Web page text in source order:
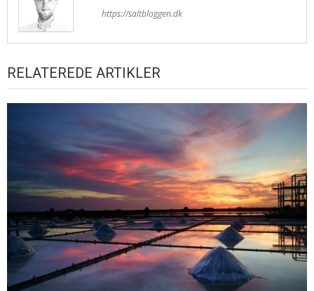
https://saltbloggen.dk
RELATEREDE ARTIKLER